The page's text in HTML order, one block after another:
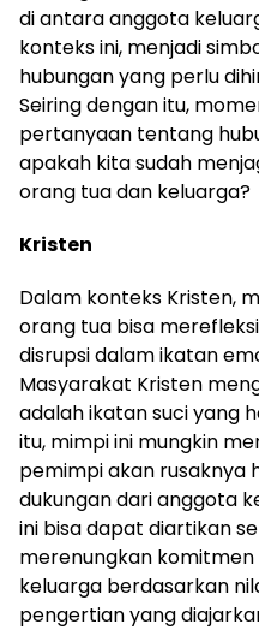
di antara anggota
konteks ini, menjadi
hubungan yang perlu
Seiring dengan itu,
pertanyaan tentang
apakah kita sudah
orang tua dan keluarga?
Kristen
Dalam konteks Kristen,
orang tua bisa
disrupsi dalam ikatan
Masyarakat Kristen
adalah ikatan suci yang
itu, mimpi ini mungkin
pemimpi akan rusaknya
dukungan dari anggota
ini bisa dapat diartikan
merenungkan
keluarga berdasarkan
pengertian yang